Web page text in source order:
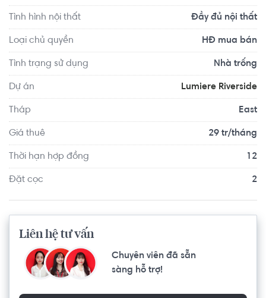
+ FNT: 9,6 - 10,5 tỷ
- Căn 3PN - NTCB: 14,5 tỷ
☎️ Liên hệ xem nhà ạ: 0768892255 - HOÀNG HẰNG
(Zalo/Viber/Whatsapp)
Tình hình nội thất Đầy đủ nội thất
Loại chủ quyền HĐ mua bán
Tình trạng sử dụng Nhà trống
Dự án Lumiere Riverside
Tháp East
Giá thuê 29 tr/tháng
Thời hạn hợp đồng 12
Đặt cọc 2
Liên hệ tư vấn
Chuyên viên đã sẵn
sàng hỗ trợ!